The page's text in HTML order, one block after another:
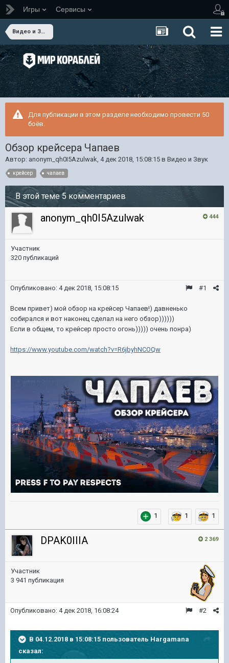
Игры Сервисы
Видео и Звук
Для публикации в этом разделе необходимо провести 50
боёв.
Обзор крейсера Чапаев
Автор: anonym_qh0I5Azulwak, 4 дек 2018, 15:08:15 в Видео и Звук
крейсер чапаев
В этой теме 5 комментариев
444
anonym_qh0I5Azulwak
Участник
320 публикаций
#1
Опубликовано: 4 дек 2018, 15:08:15
Всем привет) мой обзор на крейсер Чапаев!) давненько
собирался и вот наконец сделал на него обзор))))))
Если в общем, то крейсер просто огонь))))) очень понра)
https://www.youtube.com/watch?v=R6jbyhNCOQw
1 1 1
2 369
DPAK0IIIA
Участник
3 941 публикация
#2
Опубликовано: 4 дек 2018, 16:08:24
В 04.12.2018 в 15:08:15 пользователь Hargamana
сказал: